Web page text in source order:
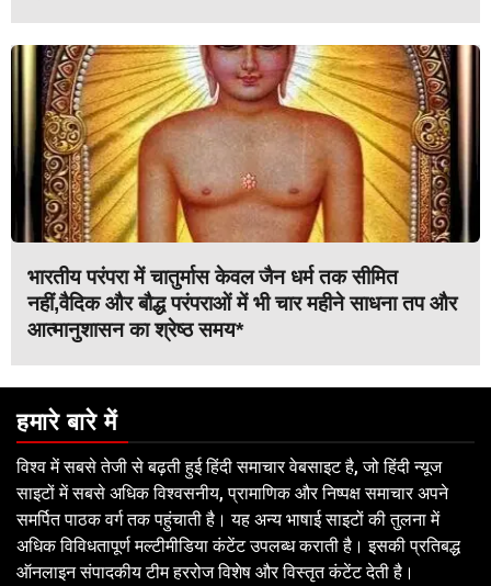
भारतीय परंपरा में चातुर्मास केवल जैन धर्म तक सीमित
नहीं,वैदिक और बौद्ध परंपराओं में भी चार महीने साधना तप और
आत्मानुशासन का श्रेष्ठ समय*
हमारे बारे में
विश्व में सबसे तेजी से बढ़ती हुई हिंदी समाचार वेबसाइट है, जो हिंदी न्यूज
साइटों में सबसे अधिक विश्वसनीय, प्रामाणिक और निष्पक्ष समाचार अपने
समर्पित पाठक वर्ग तक पहुंचाती है। यह अन्य भाषाई साइटों की तुलना में
अधिक विविधतापूर्ण मल्टीमीडिया कंटेंट उपलब्ध कराती है। इसकी प्रतिबद्ध
ऑनलाइन संपादकीय टीम हररोज विशेष और विस्तृत कंटेंट देती है।